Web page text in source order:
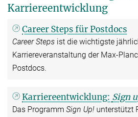
Karriereentwicklung
Career Steps für Postdocs
Career Steps ist die wichtigste
Karriereveranstaltung der Max-
Postdocs.
Karriereentwicklung: Sign
Das Programm Sign Up! unterstützt